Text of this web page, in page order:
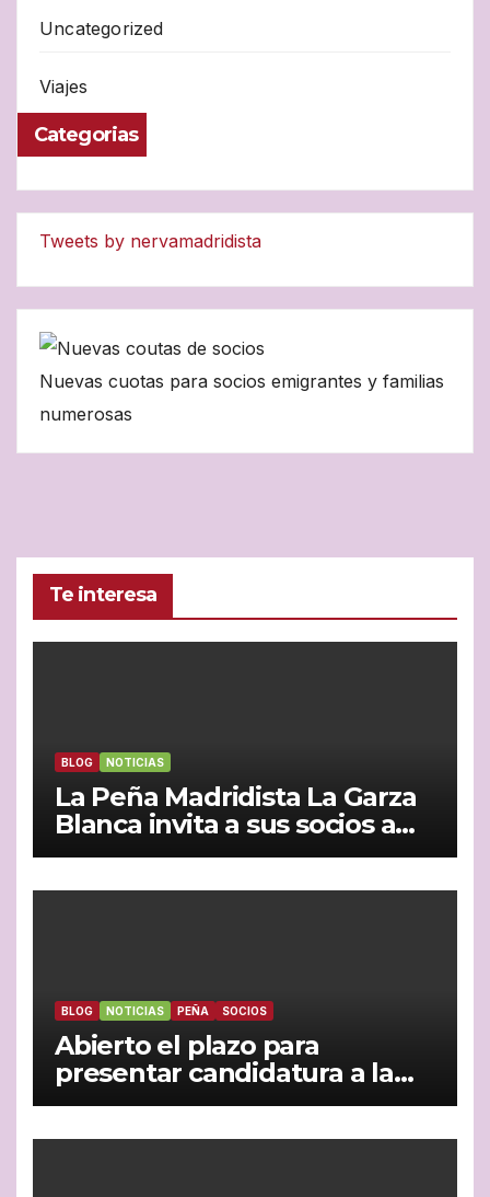
Uncategorized
Viajes
Categorias
Tweets by nervamadridista
Nuevas cuotas para socios emigrantes y familias
numerosas
Te interesa
BLOG NOTICIAS
La Peña Madridista La Garza
Blanca invita a sus socios a
vivir juntos la semifinal entre
BLOG NOTICIAS PEÑA SOCIOS
Abierto el plazo para
presentar candidatura a la
Presidencia de la peña